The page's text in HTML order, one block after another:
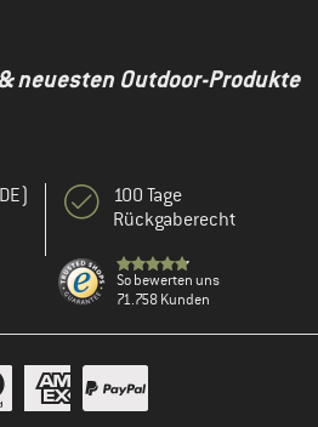
neuesten Outdoor-Produkte
100 Tage
Rückgaberecht
So bewerten uns
71.758 Kunden